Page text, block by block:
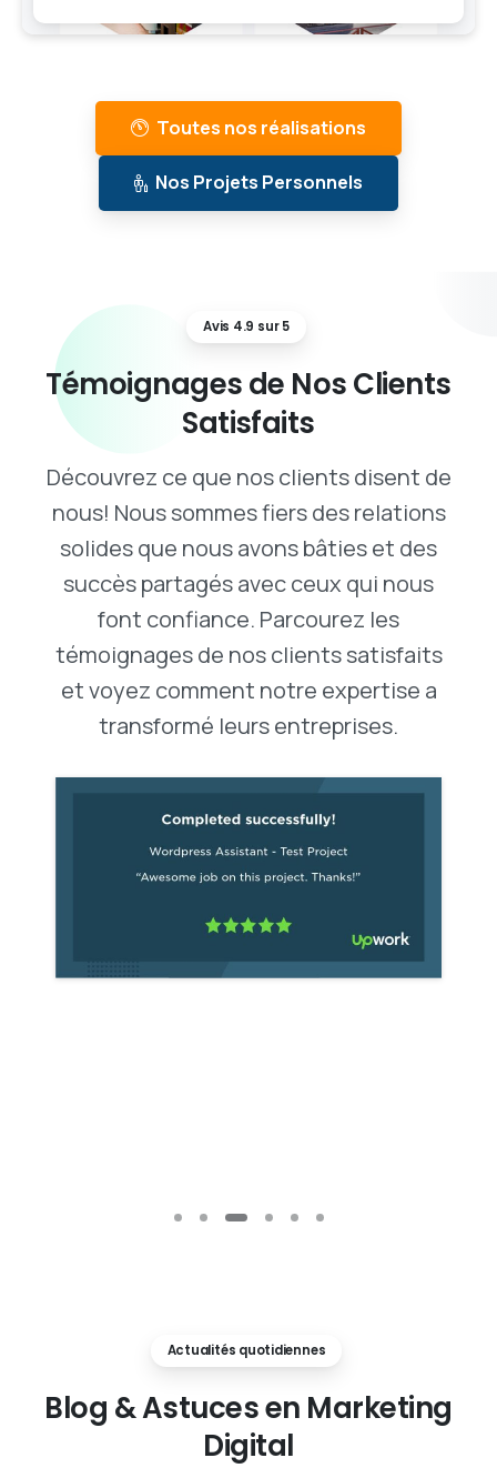
Toutes nos réalisations
Nos Projets Personnels
Avis 4.9 sur 5
Témoignagesde NosClients
Satisfaits
Découvrez ce que nos clients disent de
nous! Nous sommes fiers des relations
solides que nous avons bâties et des
succès partagés avec ceux qui nous
font confiance. Parcourez les
témoignages de nos clients satisfaits
et voyez comment notre expertise a
transformé leurs entreprises.
Actualités quotidiennes
Blog &Astucesen Marketing
Digital